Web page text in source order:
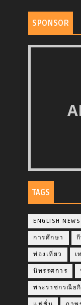
SPONSOR
TAGS
ENGLISH NEWS
การศึกษา
ท่องเที่ยว เ
นิทรรศการ
พระราชกรณีย